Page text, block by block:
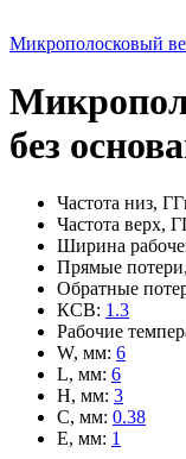
Микрополосковый
без
Частота низ,
Частота верх,
Ширина
Прямые
Обратные
КСВ: 1.3
Рабочие
W, мм: 6
L, мм: 6
H, мм: 3
C, мм: 0.38
E, мм: 1